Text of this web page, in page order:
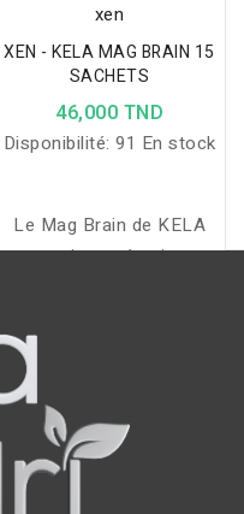
xen
XEN - KELA MAG BRAIN 15
SACHETS
46,000 TND
Disponibilité: 91 En stock
Le Mag Brain de KELA
soutient mémoire,
complète en sachets